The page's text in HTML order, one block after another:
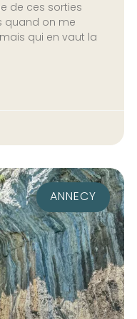
de ces sorties
quand on me
qui en vaut la
ANNECY